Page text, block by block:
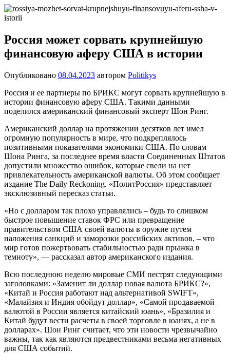
Перейти
к
Новости
Ещё
сайт
на
WordPress
Россия может сорвать крупнейшую
финансовую аферу США в истории
Опубликовано 08.04.2023 автором Politikys
Россия и ее партнеры по БРИКС могут сорвать крупнейшую в
истории финансовую аферу США. Такими данными
поделился американский финансовый эксперт Шон Ринг.
Американский доллар на протяжении десятков лет имел
огромную популярность в мире, что подкреплялось
позитивными показателями экономики США. По словам
Шона Ринга, за последнее время власти Соединенных Штатов
допустили множество ошибок, которые свели на нет
привлекательность американской валюты. Об этом сообщает
издание The Daily Reckoning. «ПолитРоссия» представляет
эксклюзивный пересказ статьи.
«Но с долларом так плохо управлялись – будь то слишком
быстрое повышение ставок ФРС или превращение
правительством США своей валюты в оружие путем
наложения санкций и заморозки российских активов, – что
мир готов пожертвовать стабильностью ради прыжка в
темноту», — рассказал автор американского издания.
Всю последнюю неделю мировые СМИ пестрят следующими
заголовками: «Заменит ли доллар новая валюта БРИКС?»,
«Китай и Россия работают над альтернативой SWIFT»,
«Малайзия и Индия обойдут доллар», «Самой продаваемой
валютой в России является китайский юань», «Бразилия и
Китай будут вести расчеты в своей торговле в юанях, а не в
долларах». Шон Ринг считает, что эти новости чрезвычайно
важны, так как являются предвестниками весьма негативных
для США событий.